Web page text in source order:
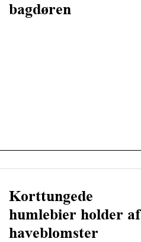
bagdøren
Korttungede
humlebier holder af
haveblomster